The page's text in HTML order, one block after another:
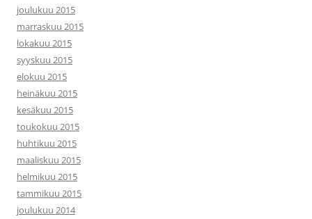
joulukuu 2015
marraskuu 2015
lokakuu 2015
syyskuu 2015
elokuu 2015
heinäkuu 2015
kesäkuu 2015
toukokuu 2015
huhtikuu 2015
maaliskuu 2015
helmikuu 2015
tammikuu 2015
joulukuu 2014